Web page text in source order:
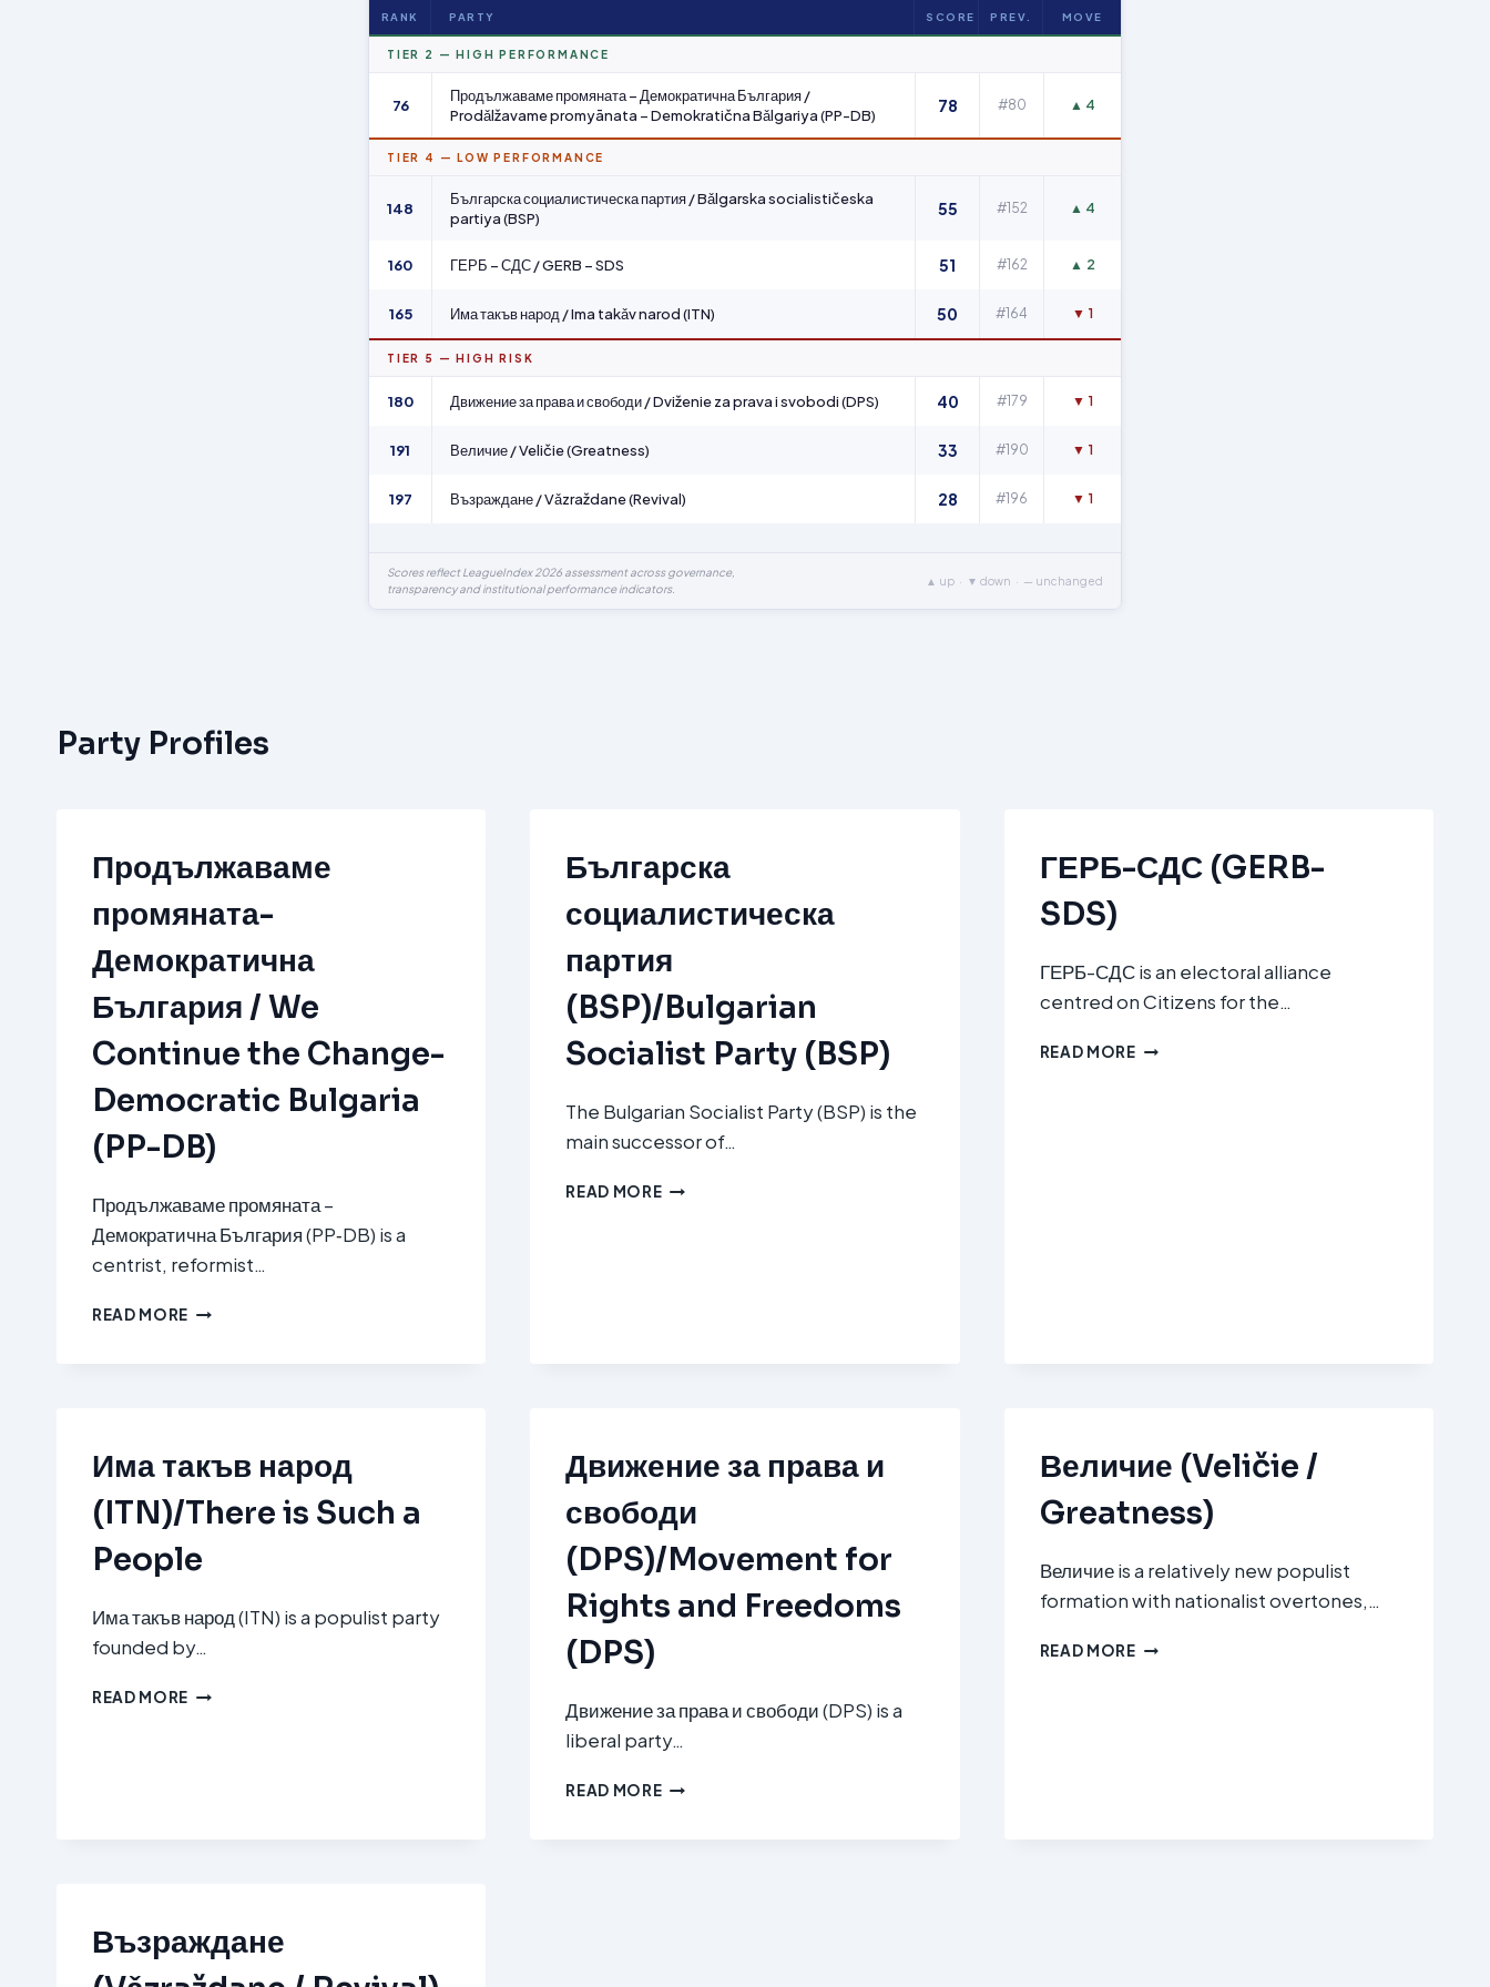
RANK PARTY SCORE PREV. MOVE
TIER 2 — HIGH PERFORMANCE
76
Продължаваме промяната – Демократична България /
Prodǎlžavame promyānata – Demokratična Bǎlgariya (PP-DB)
78 #80 ▲ 4
TIER 4 — LOW PERFORMANCE
148
Българска социалистическа партия / Bǎlgarska socialističeska
partiya (BSP)
55 #152 ▲ 4
160 ГЕРБ – СДС / GERB – SDS 51 #162 ▲ 2
165 Има такъв народ / Ima takǎv narod (ITN) 50 #164 ▼ 1
TIER 5 — HIGH RISK
180 Движение за права и свободи / Dviženie za prava i svobodi (DPS) 40 #179 ▼ 1
191 Величие / Veličie (Greatness) 33 #190 ▼ 1
197 Възраждане / Vǎzraždane (Revival) 28 #196 ▼ 1
Scores reflect LeagueIndex 2026 assessment across governance,
transparency and institutional performance indicators.
▲ up · ▼ down · — unchanged
Party Profiles
Продължаваме
промяната-
Демократична
България / We
Continue the Change-
Democratic Bulgaria
(PP-DB)
Продължаваме промяната –
Демократична България (PP‑DB) is a
centrist, reformist…
READ MORE ПРОДЪЛЖАВАМЕ
THE
DEMOCRATIC
(PP-
Българска
социалистическа
партия
(BSP)/Bulgarian
Socialist Party (BSP)
The Bulgarian Socialist Party (BSP) is the
main successor of…
READ MOREБЪЛГАРСКА
ГЕРБ-СДС (GERB-
SDS)
ГЕРБ-СДС is an electoral alliance
centred on Citizens for the…
READ MOREГЕРБ-
Има такъв народ
(ITN)/There is Such a
People
Има такъв народ (ITN) is a populist party
founded by…
READ MORE ИМА
Движение за права и
свободи
(DPS)/Movement for
Rights and Freedoms
(DPS)
Движение за права и свободи (DPS) is a
liberal party…
READ MOREДВИЖЕНИЕ
Величие (Veličie /
Greatness)
Величие is a relatively new populist
formation with nationalist overtones,…
READ MOREВЕЛИЧИЕ
Възраждане